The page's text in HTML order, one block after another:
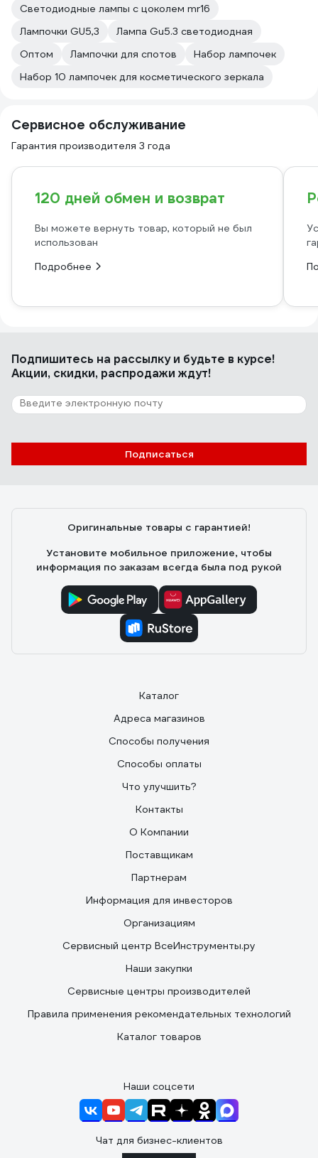
Светодиодные лампы с цоколем mr16
Лампочки GU5,3
Лампа Gu5.3 светодиодная
Оптом
Лампочки для спотов
Набор лампочек
Набор 10 лампочек для косметического зеркала
Сервисное обслуживание
Гарантия производителя 3 года
120 дней обмен и возврат
Вы можете вернуть товар, который не был
использован
Подробнее
Подпишитесь на рассылкуи будьте в курсе!
Акции, скидки, распродажи ждут!
Подписаться
Оригинальные товары с гарантией!
Установите мобильное приложение, чтобы
информация по заказам всегда была под рукой
Каталог
Адреса магазинов
Способы получения
Способы оплаты
Что улучшить?
Контакты
О Компании
Поставщикам
Партнерам
Информация для инвесторов
Организациям
Сервисный центр ВсеИнструменты.ру
Наши закупки
Сервисные центры производителей
Правила применения рекомендательных технологий
Каталог товаров
Наши соцсети
Чат для бизнес-клиентов